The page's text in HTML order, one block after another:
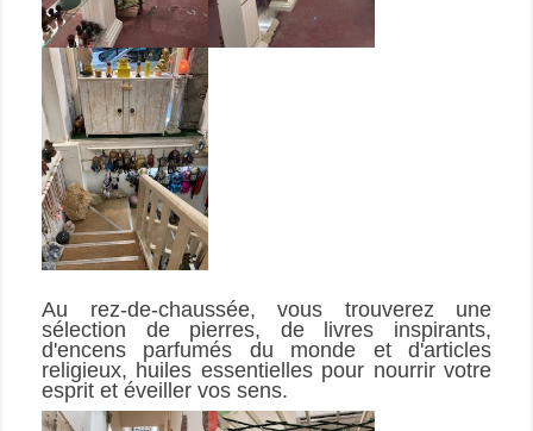
Au rez-de-chaussée, vous trouverez une
sélection de pierres, de livres inspirants,
d'encens parfumés du monde et d'articles
religieux, huiles essentielles pour nourrir votre
esprit et éveiller vos sens.